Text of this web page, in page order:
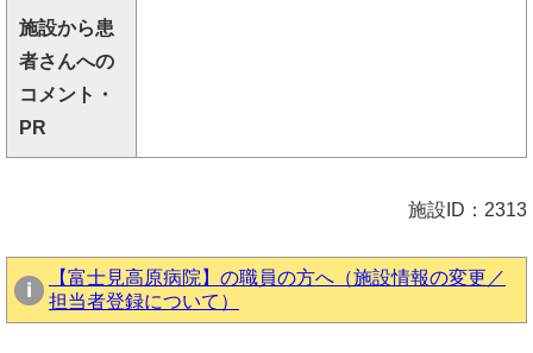
施設から患
者さんへの
コメント・
PR
施設ID：2313
【富士見高原病院】の職員の方へ（施設情報の変更／
担当者登録について）